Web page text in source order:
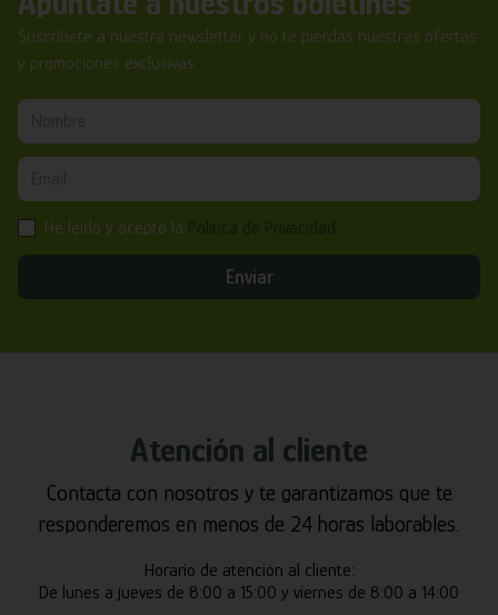
Suscríbete a nuestra newsletter y no te pierdas nuestras ofertas
y promociones exclusivas.
He leído y acepto la
Enviar
Atención al cliente
Contacta con nosotros y te garantizamos que te
responderemos en menos de 24 horas laborables.
Horario de atención al cliente:
De lunes a jueves de 8:00 a 15:00 y viernes de 8:00 a 14:00